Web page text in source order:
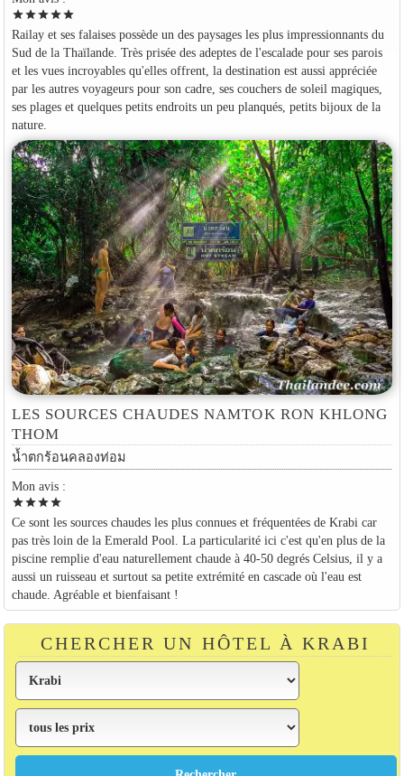
starstarstarstarstar
Railay et ses falaises possède un des paysages les plus impressionnants du
Sud de la Thaïlande. Très prisée des adeptes de l'escalade pour ses parois
et les vues incroyables qu'elles offrent, la destination est aussi appréciée
par les autres voyageurs pour son cadre, ses couchers de soleil magiques,
ses plages et quelques petits endroits un peu planqués, petits bijoux de la
nature.
LES SOURCES CHAUDES NAMTOK RON KHLONG
THOM
น้ำตกร้อนคลองท่อม
Mon avis :
starstarstarstar
Ce sont les sources chaudes les plus connues et fréquentées de Krabi car
pas très loin de la Emerald Pool. La particularité ici c'est qu'en plus de la
piscine remplie d'eau naturellement chaude à 40-50 degrés Celsius, il y a
aussi un ruisseau et surtout sa petite extrémité en cascade où l'eau est
chaude. Agréable et bienfaisant !
CHERCHER UN HÔTEL À KRABI